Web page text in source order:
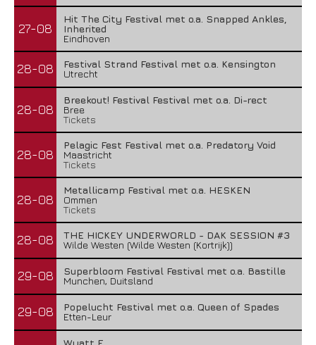
27-08
Hit The City Festival met o.a. Snapped Ankles,
Inherited
Eindhoven
28-08
Festival Strand Festival met o.a. Kensington
Utrecht
28-08
Breekout! Festival Festival met o.a. Di-rect
Bree
Tickets
28-08
Pelagic Fest Festival met o.a. Predatory Void
Maastricht
Tickets
28-08
Metallicamp Festival met o.a. HESKEN
Ommen
Tickets
28-08
THE HICKEY UNDERWORLD - DAK SESSION #3
Wilde Westen (Wilde Westen (Kortrijk))
29-08
Superbloom Festival Festival met o.a. Bastille
Munchen, Duitsland
29-08
Popelucht Festival met o.a. Queen of Spades
Etten-Leur
Wyatt E.